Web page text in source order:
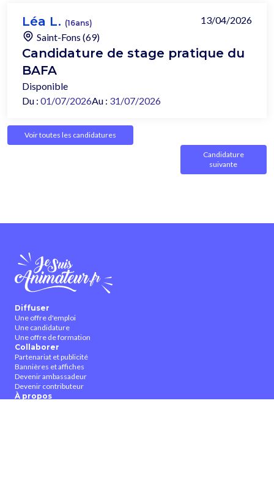
Léa L. (16ans)
Saint-Fons (69)
13/04/2026
Candidature de stage pratique du
BAFA
Disponible
Du : 01/07/2026Au : 31/07/2026
Voir toutes les candidatures
Candidature
suivante
Diffuser
Une offre d'emploi
Une candidature
Une offre de formation
Collaborer
Partenariat et publicité
Bannières et affiches
Devenir ambassadeur
Devenir contributeur
À propos